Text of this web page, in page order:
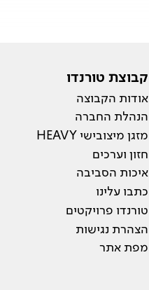
קבוצת טורנדו
אודות הקבוצה
הנהלת החברה
מזגן מיצובישי HEAVY
חזון וערכים
איכות הסביבה
כתבו עלינו
טורנדו פרויקטים
הצהרת נגישות
מפת אתר